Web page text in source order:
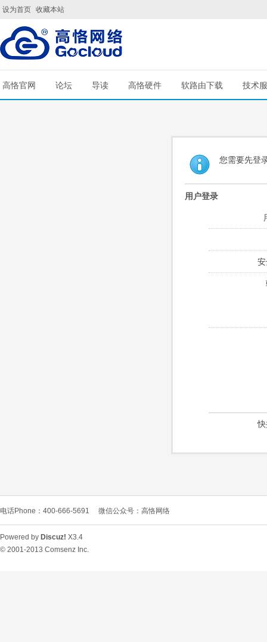
设为首页 收藏本站
高恪官网 论坛 导读 高恪硬件 软路由下载 技术
您需要先登
用户登录
电话Phone：400-666-5691 微信公众号：高恪网络
Powered by Discuz! X3.4
© 2001-2013 Comsenz Inc.